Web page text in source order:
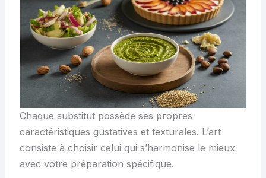
Chaque substitut possède ses propres
caractéristiques gustatives et texturales. L’art
consiste à choisir celui qui s’harmonise le mieux
avec votre préparation spécifique.